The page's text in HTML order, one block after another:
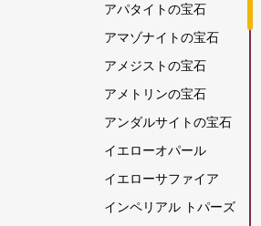
アパタイトの宝石
アマゾナイトの宝石
アメジストの宝石
アメトリンの宝石
アンダルサイトの宝石
イエローオパール
イエローサファイア
インペリアル トパーズ